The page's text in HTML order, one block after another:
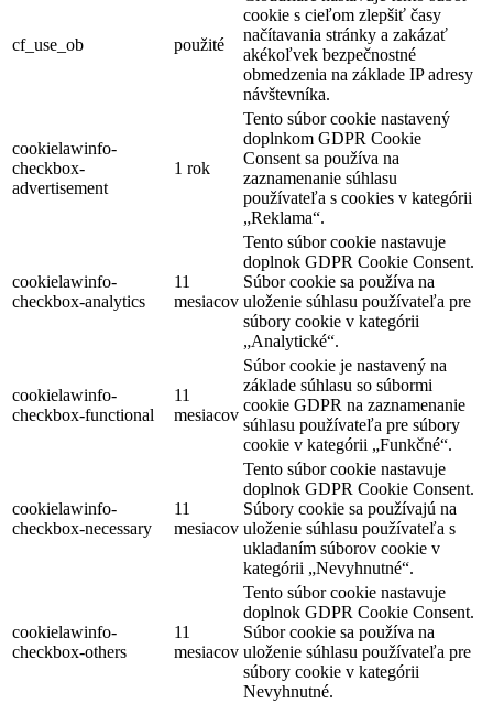
cf_use_ob použité
cookie s cieľom zlepšiť časy
načítavania stránky a zakázať
akékoľvek bezpečnostné
obmedzenia na základe IP adresy
návštevníka.
cookielawinfo-
checkbox-
advertisement
1 rok
Tento súbor cookie nastavený
doplnkom GDPR Cookie
Consent sa používa na
zaznamenanie súhlasu
používateľa s cookies v kategórii
„Reklama“.
cookielawinfo-
checkbox-analytics
11
mesiacov
Tento súbor cookie nastavuje
doplnok GDPR Cookie Consent.
Súbor cookie sa používa na
uloženie súhlasu používateľa pre
súbory cookie v kategórii
„Analytické“.
cookielawinfo-
checkbox-functional
11
mesiacov
Súbor cookie je nastavený na
základe súhlasu so súbormi
cookie GDPR na zaznamenanie
súhlasu používateľa pre súbory
cookie v kategórii „Funkčné“.
cookielawinfo-
checkbox-necessary
11
mesiacov
Tento súbor cookie nastavuje
doplnok GDPR Cookie Consent.
Súbory cookie sa používajú na
uloženie súhlasu používateľa s
ukladaním súborov cookie v
kategórii „Nevyhnutné“.
cookielawinfo-
checkbox-others
11
mesiacov
Tento súbor cookie nastavuje
doplnok GDPR Cookie Consent.
Súbor cookie sa používa na
uloženie súhlasu používateľa pre
súbory cookie v kategórii
Nevyhnutné.